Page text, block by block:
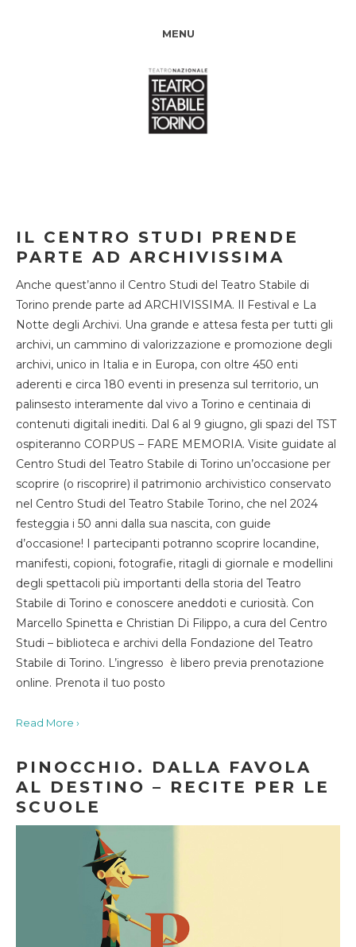
MENU
IL CENTRO STUDI PRENDE
PARTE AD ARCHIVISSIMA
Anche quest’anno il Centro Studi del Teatro Stabile di
Torino prende parte ad ARCHIVISSIMA. Il Festival e La
Notte degli Archivi. Una grande e attesa festa per tutti gli
archivi, un cammino di valorizzazione e promozione degli
archivi, unico in Italia e in Europa, con oltre 450 enti
aderenti e circa 180 eventi in presenza sul territorio, un
palinsesto interamente dal vivo a Torino e centinaia di
contenuti digitali inediti. Dal 6 al 9 giugno, gli spazi del TST
ospiteranno CORPUS – FARE MEMORIA. Visite guidate al
Centro Studi del Teatro Stabile di Torino un’occasione per
scoprire (o riscoprire) il patrimonio archivistico conservato
nel Centro Studi del Teatro Stabile Torino, che nel 2024
festeggia i 50 anni dalla sua nascita, con guide
d’occasione! I partecipanti potranno scoprire locandine,
manifesti, copioni, fotografie, ritagli di giornale e modellini
degli spettacoli più importanti della storia del Teatro
Stabile di Torino e conoscere aneddoti e curiosità. Con
Marcello Spinetta e Christian Di Filippo, a cura del Centro
Studi – biblioteca e archivi della Fondazione del Teatro
Stabile di Torino. L’ingresso è libero previa prenotazione
online. Prenota il tuo posto
Read More ›
PINOCCHIO. DALLA FAVOLA
AL DESTINO – RECITE PER LE
SCUOLE